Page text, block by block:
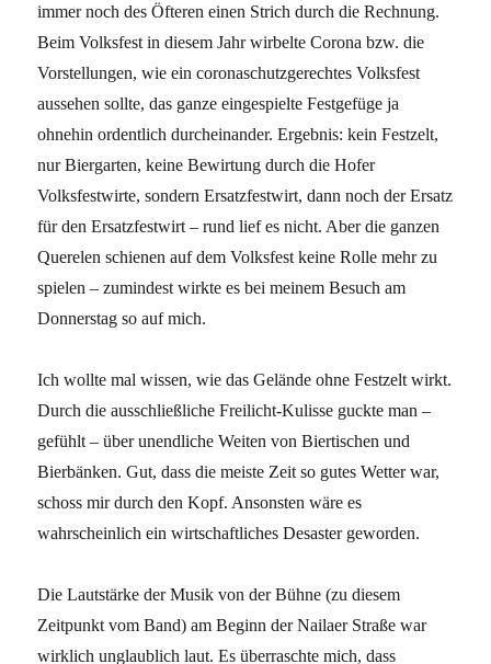
immer noch des Öfteren einen Strich durch die Rechnung.
Beim Volksfest in diesem Jahr wirbelte Corona bzw. die
Vorstellungen, wie ein coronaschutzgerechtes Volksfest
aussehen sollte, das ganze eingespielte Festgefüge ja
ohnehin ordentlich durcheinander. Ergebnis: kein Festzelt,
nur Biergarten, keine Bewirtung durch die Hofer
Volksfestwirte, sondern Ersatzfestwirt, dann noch der Ersatz
für den Ersatzfestwirt – rund lief es nicht. Aber die ganzen
Querelen schienen auf dem Volksfest keine Rolle mehr zu
spielen – zumindest wirkte es bei meinem Besuch am
Donnerstag so auf mich.
Ich wollte mal wissen, wie das Gelände ohne Festzelt wirkt.
Durch die ausschließliche Freilicht-Kulisse guckte man –
gefühlt – über unendliche Weiten von Biertischen und
Bierbänken. Gut, dass die meiste Zeit so gutes Wetter war,
schoss mir durch den Kopf. Ansonsten wäre es
wahrscheinlich ein wirtschaftliches Desaster geworden.
Die Lautstärke der Musik von der Bühne (zu diesem
Zeitpunkt vom Band) am Beginn der Nailaer Straße war
wirklich unglaublich laut. Es überraschte mich, dass